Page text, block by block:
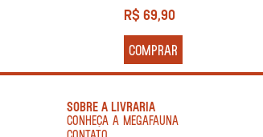
R$69,90
COMPRAR
SOBRE A LIVRARIA
CONHEÇA A MEGAFAUNA